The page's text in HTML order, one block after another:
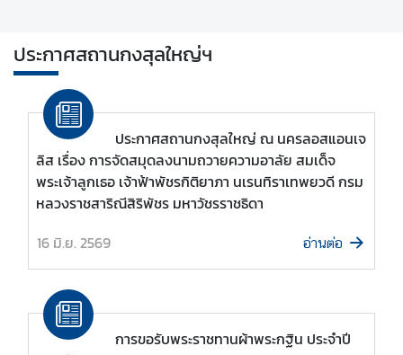
ประกาศสถานกงสุลใหญ่ฯ
ประกาศสถานกงสุลใหญ่ ณ นครลอสแอนเจ
ลิส เรื่อง การจัดสมุดลงนามถวายความอาลัย สมเด็จ
พระเจ้าลูกเธอ เจ้าฟ้าพัชรกิติยาภา นเรนทิราเทพยวดี กรม
หลวงราชสาริณีสิริพัชร มหาวัชรราชธิดา
16 มิ.ย. 2569
อ่านต่อ
การขอรับพระราชทานผ้าพระกฐิน ประจำปี